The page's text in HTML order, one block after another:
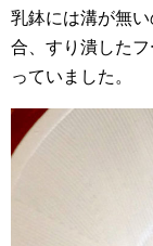
乳鉢には溝が無
合、すり潰した
っていました。